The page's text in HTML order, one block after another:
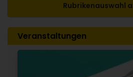
Rubrikenauswahl
Veranstaltungen